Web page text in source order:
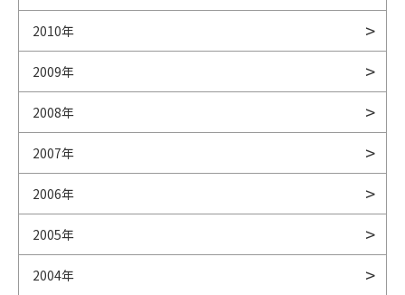
2010年
2009年
2008年
2007年
2006年
2005年
2004年